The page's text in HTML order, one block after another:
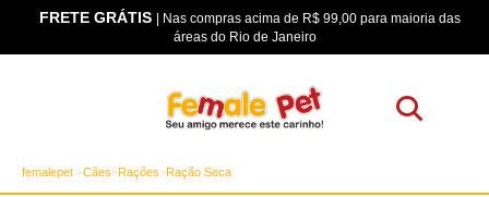
FRETE GRÁTIS | Nas compras acima de R$ 99,00 para maioria das
áreas do Rio de Janeiro
femalepet Cães Rações Ração Seca